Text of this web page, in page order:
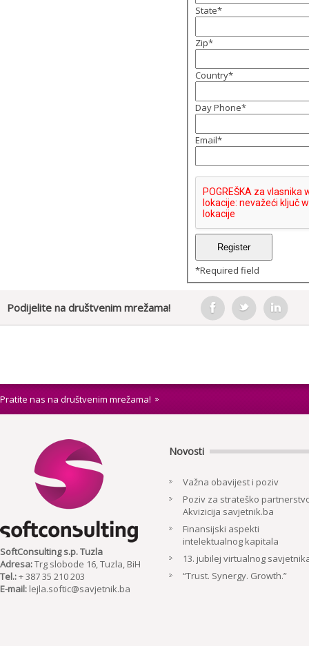
State*
Zip*
Country*
Day Phone*
Email*
*Required field
Podijelite na društvenim mrežama!
Pratite nas na društvenim mrežama!
SoftConsulting s.p. Tuzla
Adresa:Trg slobode 16, Tuzla, BiH
Tel.:+ 387 35 210 203
E-mail: lejla.softic@savjetnik.ba
Novosti
Važna obavijest i poziv
Poziv za strateško
Akvizicija savjetnik.ba
Finansijski aspekti
intelektualnog kapitala
13. jubilej virtualnog
“Trust. Synergy. Growth.”